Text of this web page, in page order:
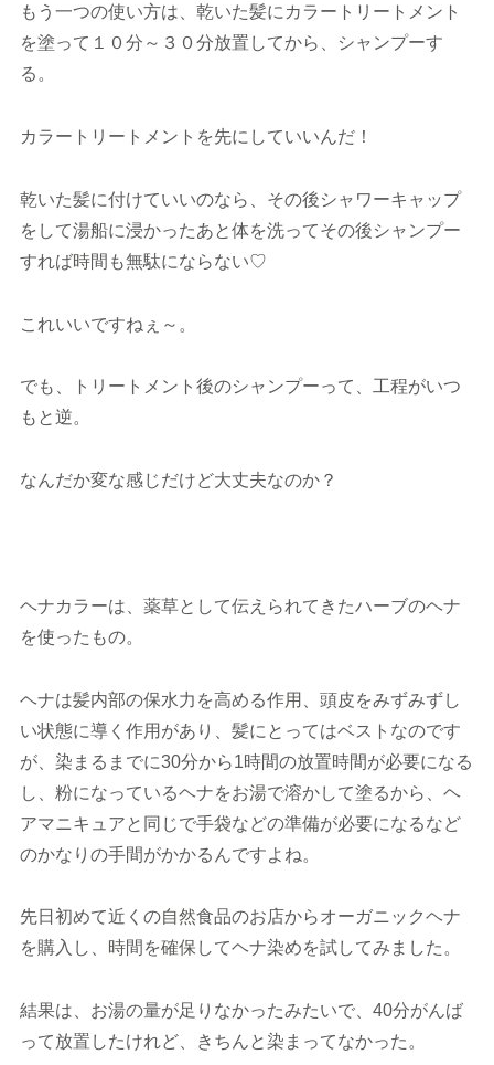
もう一つの使い方は、乾いた髪にカラートリートメント
を塗って１０分～３０分放置してから、シャンプーす
る。
カラートリートメントを先にしていいんだ！
乾いた髪に付けていいのなら、その後シャワーキャップ
をして湯船に浸かったあと体を洗ってその後シャンプー
すれば時間も無駄にならない♡
これいいですねぇ～。
でも、トリートメント後のシャンプーって、工程がいつ
もと逆。
なんだか変な感じだけど大丈夫なのか？
ヘナカラーは、薬草として伝えられてきたハーブのヘナ
を使ったもの。
ヘナは髪内部の保水力を高める作用、頭皮をみずみずし
い状態に導く作用があり、髪にとってはベストなのです
が、染まるまでに30分から1時間の放置時間が必要になる
し、粉になっているヘナをお湯で溶かして塗るから、ヘ
アマニキュアと同じで手袋などの準備が必要になるなど
のかなりの手間がかかるんですよね。
先日初めて近くの自然食品のお店からオーガニックヘナ
を購入し、時間を確保してヘナ染めを試してみました。
結果は、お湯の量が足りなかったみたいで、40分がんば
って放置したけれど、きちんと染まってなかった。